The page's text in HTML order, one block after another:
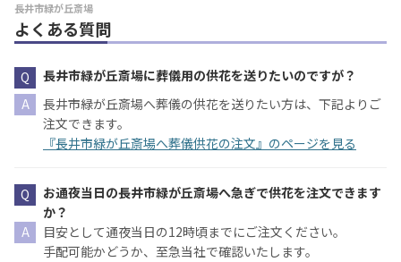
長井市緑が丘斎場
よくある質問
長井市緑が丘斎場に葬儀用の供花を送りたいのですが？
長井市緑が丘斎場へ葬儀の供花を送りたい方は、下記よりご
注文できます。
『長井市緑が丘斎場へ葬儀供花の注文』のページを見る
お通夜当日の長井市緑が丘斎場へ急ぎで供花を注文できます
か？
目安として通夜当日の12時頃までにご注文ください。
手配可能かどうか、至急当社で確認いたします。